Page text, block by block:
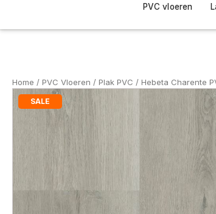
PVC vloeren
Home / PVC Vloeren / Plak PVC / Hebeta Charente
SALE